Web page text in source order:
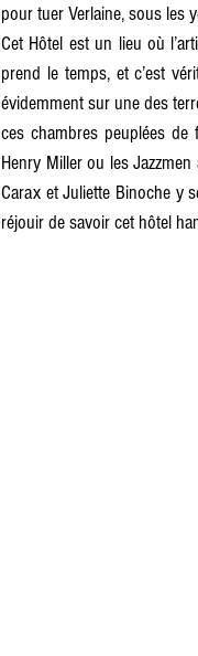
pour tuer Verlaine, sous les
Cet Hôtel est un lieu où
prend le temps, et c’est
évidemment sur une des
ces chambres peuplées de
Henry Miller ou les
Carax et Juliette Binoche y
réjouir de savoir cet hôtel